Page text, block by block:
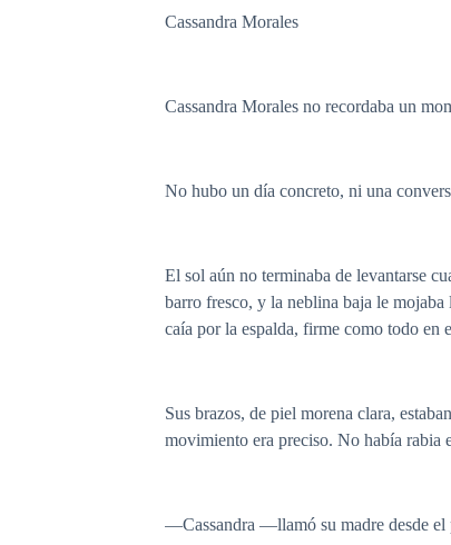
Cassandra Morales
Cassandra Morales no recordaba un
No hubo un día concreto, ni una
El sol aún no terminaba de levantarse
barro fresco, y la neblina baja le
caía por la espalda, firme como todo en
Sus brazos, de piel morena clara,
movimiento era preciso. No había rabia
—Cassandra —llamó su madre desde el